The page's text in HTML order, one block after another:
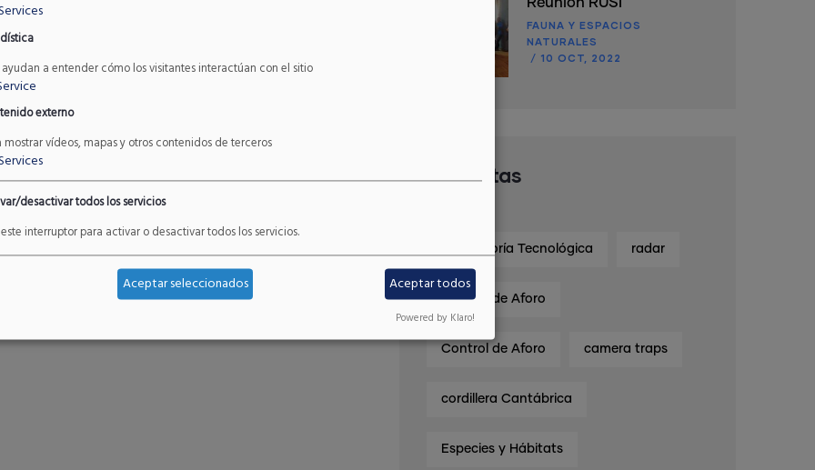
Silvestres Ibéricos) se ha celebrado durante los
Lebaniegos, Potes, Cantabria, (España).
de un poster sobre el corzo: " ESTIMACIÓN
A PARTIR DE TÉCNICAS DE FOTOTRAMPEO"
de la exposicionesaquí.
FAUNA Y ESPACIOS
NATURALES
/ 10 OCT, 2022
Etiquetas
Consultoría Tecnológica radar
Control de Aforo
Control de Aforo camera traps
cordillera Cantábrica
Especies y Hábitats
ayudan a entender cómo los visitantes interactúan con el sitio
externo
mostrar vídeos, mapas y otros contenidos de terceros
desactivar todos los servicios
este interruptor para activar o desactivar todos los servicios.
Aceptar seleccionados Aceptar todos
Powered by Klaro!